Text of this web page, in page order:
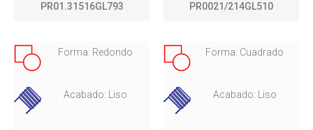
PR01.31516GL793 PR0021/214GL510
Forma: Redondo
Acabado: Liso
Forma: Cuadrado
Acabado: Liso